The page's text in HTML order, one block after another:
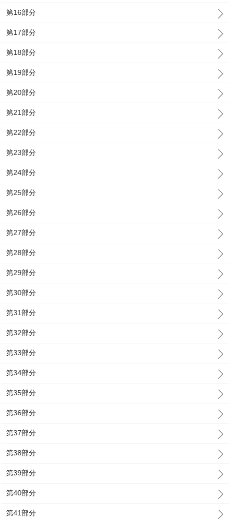
第16部分
第17部分
第18部分
第19部分
第20部分
第21部分
第22部分
第23部分
第24部分
第25部分
第26部分
第27部分
第28部分
第29部分
第30部分
第31部分
第32部分
第33部分
第34部分
第35部分
第36部分
第37部分
第38部分
第39部分
第40部分
第41部分